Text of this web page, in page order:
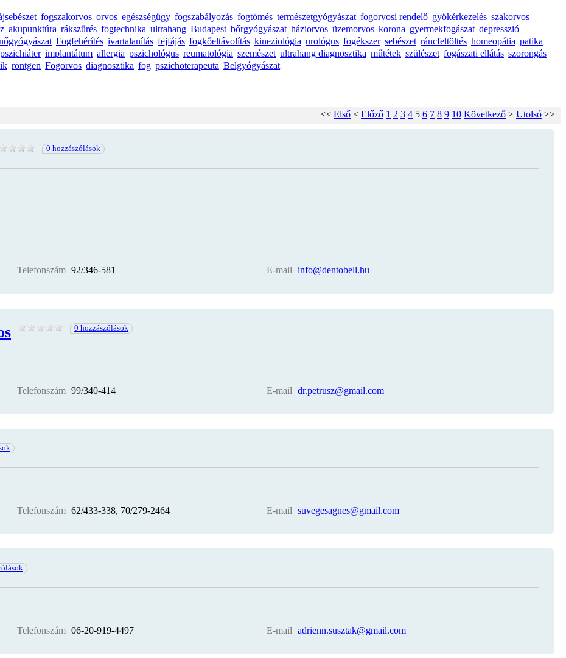
fogszakorvos orvos egészségügy fogszabályozás fogtömés természetgyógyászat fogorvosi rendelő gyökérkezelés szakorvos
akupunktúra rákszűrés fogtechnika ultrahang Budapest bőrgyógyászat háziorvos üzemorvos korona gyermekfogászat depresszió
Fogfehérítés ivartalanítás fejfájás fogkőeltávolítás kineziológia urológus fogékszer sebészet ráncfeltöltés homeopátia patika
pszichiáter implantátum allergia pszichológus reumatológia szemészet ultrahang diagnosztika műtétek szülészet fogászati ellátás szorongás
röntgen Fogorvos diagnosztika fog pszichoterapeuta Belgyógyászat
<< Első < Előző 1 2 3 4 5 6 7 8 9 10 Következő > Utolsó >>
0 hozzászólások
Telefonszám 92/346-581 E-mail info@dentobell.hu
0 hozzászólások
Telefonszám 99/340-414 E-mail dr.petrusz@gmail.com
Telefonszám 62/433-338, 70/279-2464 E-mail suvegesagnes@gmail.com
Telefonszám 06-20-919-4497 E-mail adrienn.susztak@gmail.com